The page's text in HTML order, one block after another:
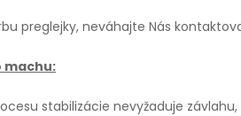
preglejky, neváhajte Nás
machu:
stabilizácie nevyžaduje